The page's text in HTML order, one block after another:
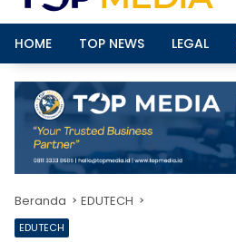
HOME TOP NEWS LEGAL
Beranda EDUTECH
EDUTECH